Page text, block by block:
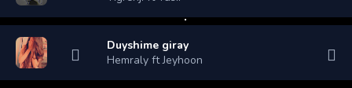
Duyshime giray
Hemraly ft Jeyhoon